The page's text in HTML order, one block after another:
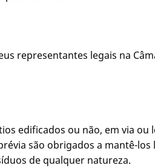
representantes legais na
edificados ou não, em via
são obrigados a mantê-
de qualquer natureza.